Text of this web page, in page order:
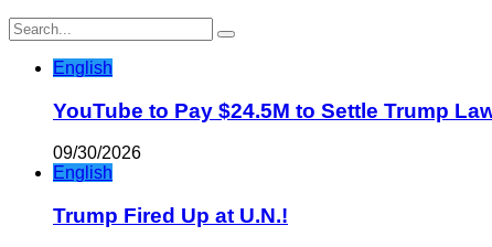
English
YouTube to Pay $24.5M to Settle Trump
09/30/2026
English
Trump Fired Up at U.N.!